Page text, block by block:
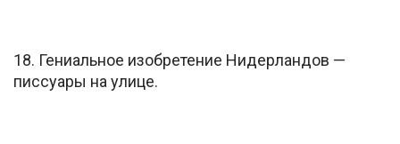
18. Гениальное изобретение Нидерландов —
писсуары на улице.